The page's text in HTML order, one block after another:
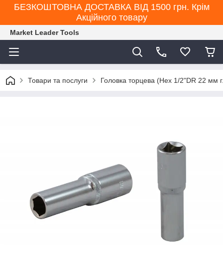
БЕЗКОШТОВНА ДОСТАВКА ВІД 1500 грн. Крім
Акційного товару
Market Leader Tools
Товари та послуги Головка торцева (Hex 1/2"DR 22 мм